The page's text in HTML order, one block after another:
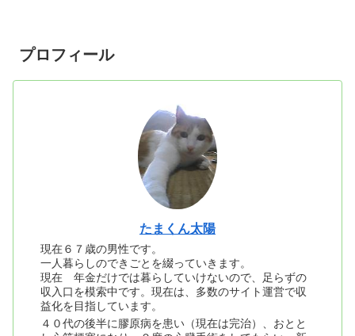
プロフィール
たまくん太陽
現在６７歳の男性です。
一人暮らしのできごとを綴っていきます。
現在 年金だけでは暮らしていけないので、足らずの
収入口を模索中です。現在は、多数のサイト運営で収
益化を目指しています。
４０代の後半に膠原病を患い（現在は完治）、おとと